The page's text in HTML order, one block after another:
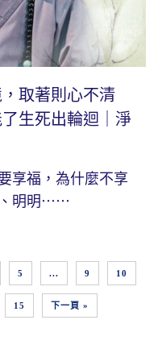
取著則心不清
生死出輪迴｜淨
享福，為什麼不享
、明明⋯⋯
5 ... 9 10
15 下一頁 »